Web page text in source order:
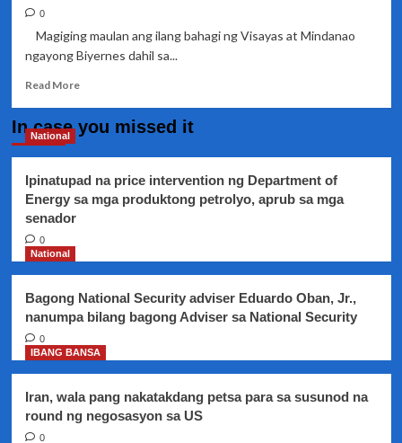
0
Magiging maulan ang ilang bahagi ng Visayas at Mindanao
ngayong Biyernes dahil sa...
Read MoreRead
ITCZ,
ilang
bahagi
araw
In case you missed it
National
Ipinatupad na price intervention ng Department of
Energy sa mga produktong petrolyo, aprub sa mga
senador
0
National
Bagong National Security adviser Eduardo Oban, Jr.,
nanumpa bilang bagong Adviser sa National Security
0
IBANG BANSA
Iran, wala pang nakatakdang petsa para sa susunod na
round ng negosasyon sa US
0